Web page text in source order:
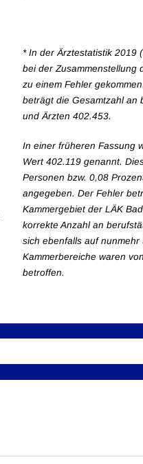
* In der Ärztestatistik 2019
bei der Zusammenstellung
zu einem Fehler
beträgt die Gesamtzahl an
und Ärzten 402.453.
In einer früheren Fassung
Wert 402.119 genannt.
Personen bzw. 0,08
angegeben. Der Fehler
Kammergebiet der LÄK
korrekte Anzahl an
sich ebenfalls auf
Kammerbereiche waren
betroffen.